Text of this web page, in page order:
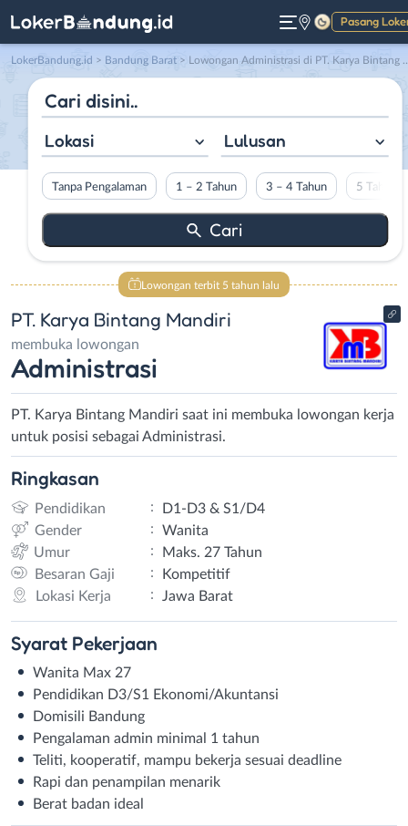
Pasang
Gelap
LokerBandung.id > Bandung Barat > Lowongan Administrasi di PT. Karya Bintang Mandiri
Lokasi Lulusan
Tanpa Pengalaman 1 – 2 Tahun 3 – 4 Tahun 5 Tahun
Lowongan terbit 5 tahun lalu
PT. Karya Bintang Mandiri
membuka lowongan
Administrasi
PT. Karya Bintang Mandiri saat ini membuka lowongan kerja
untuk posisi sebagai Administrasi.
Ringkasan
Pendidikan :
D1-D3 & S1/D4
Gender
:
Wanita
Umur
:
Maks. 27 Tahun
Besaran Gaji
:
Kompetitif
Lokasi Kerja
: Jawa Barat
Syarat Pekerjaan
Wanita Max 27
Pendidikan D3/S1 Ekonomi/Akuntansi
Domisili Bandung
Pengalaman admin minimal 1 tahun
Teliti, kooperatif, mampu bekerja sesuai deadline
Rapi dan penampilan menarik
Berat badan ideal